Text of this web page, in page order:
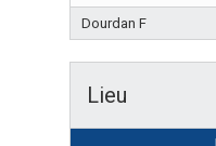
Dourdan F
Lieu